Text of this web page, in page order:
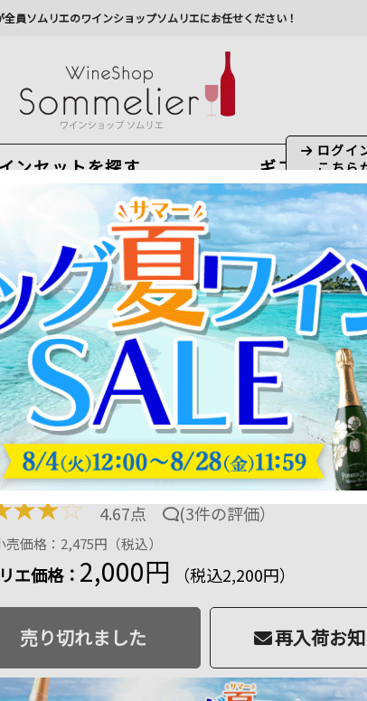
員ソムリエのワインショップソムリエにお任せください！
ンセットを探す ギフト
今から注文で最短8月8日(土)出荷
出荷スケジュールについてはこちらをクリ
送に遅れが生じております。最新情報は佐川急
ト パーデバーグ・ワインズ 2021年 南アフリカ ウェスタン・
ホワイト パーデバーグ・ワインズ 2021
：6009679751590
20 ポイント進呈 11%OFF
★★☆ 4.67点 (3件の評価）
売価格：2,475円（税込）
エ価格： 2,000円 （税込2,200円）
売り切れました 再入荷お